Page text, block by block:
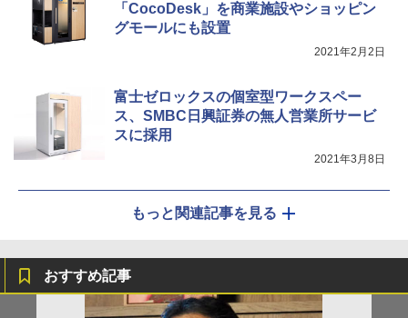
「CocoDesk」を商業施設やショッピン
グモールにも設置
2021年2月2日
富士ゼロックスの個室型ワークスペー
ス、SMBC日興証券の無人営業所サービ
スに採用
2021年3月8日
もっと関連記事を見る
おすすめ記事